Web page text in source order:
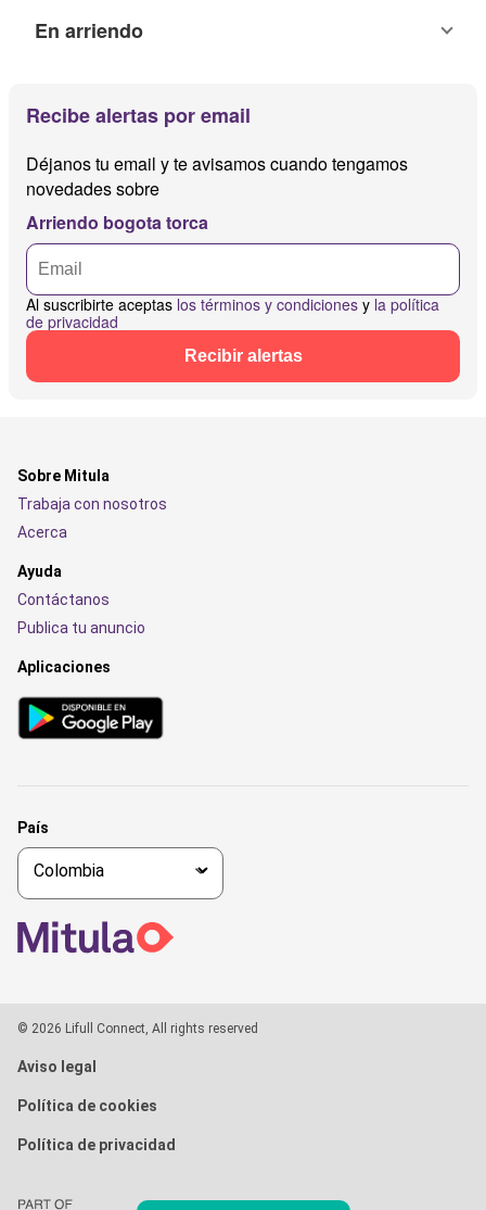
En arriendo
Recibe alertas por email
Déjanos tu email y te avisamos cuando tengamos
novedades sobre
Arriendo bogota torca
Al suscribirte aceptas los términos y condiciones y la política
de privacidad
Recibir alertas
Sobre Mitula
Trabaja con nosotros
Acerca
Ayuda
Contáctanos
Publica tu anuncio
Aplicaciones
País
© 2026 Lifull Connect, All rights reserved
Aviso legal
Política de cookies
Política de privacidad